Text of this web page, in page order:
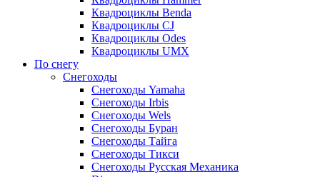
Квадроциклы Benda
Квадроциклы CJ
Квадроциклы Odes
Квадроциклы UMX
По снегу
Снегоходы
Снегоходы Yamaha
Снегоходы Irbis
Снегоходы Wels
Снегоходы Буран
Снегоходы Тайга
Снегоходы Тикси
Снегоходы Русская Механика